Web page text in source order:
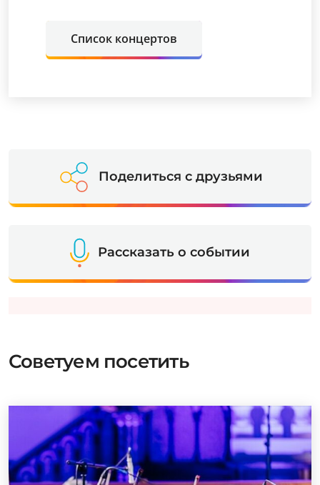
Список концертов
Поделиться с друзьями
Рассказать о событии
Советуем посетить